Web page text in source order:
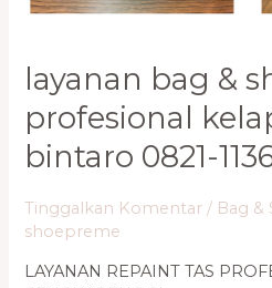
layanan bag &
profesional
bintaro 0821-
Tinggalkan Komentar / Bag &
shoepreme
LAYANAN REPAINT TAS
Gading,
1136-